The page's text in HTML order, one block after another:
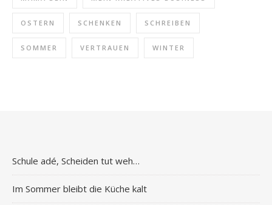
OSTERN SCHENKEN SCHREIBEN
SOMMER VERTRAUEN WINTER
Schule adé, Scheiden tut weh…
Im Sommer bleibt die Küche kalt